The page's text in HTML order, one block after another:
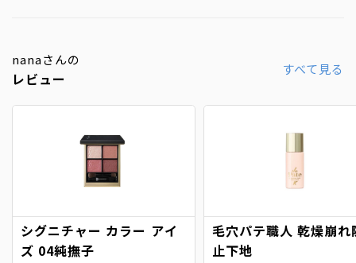
nanaさんの
レビュー すべて見る
シグニチャー カラー アイ
ズ 04純撫子
毛穴パテ職人 乾燥崩れ防
止下地